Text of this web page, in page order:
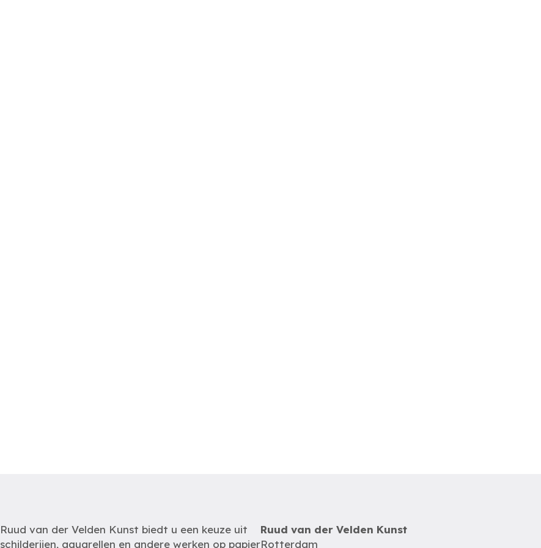
Ruud van der Velden Kunst biedt u een keuze uit
schilderijen, aquarellen en andere werken op papier
Ruud van der Velden Kunst
Rotterdam